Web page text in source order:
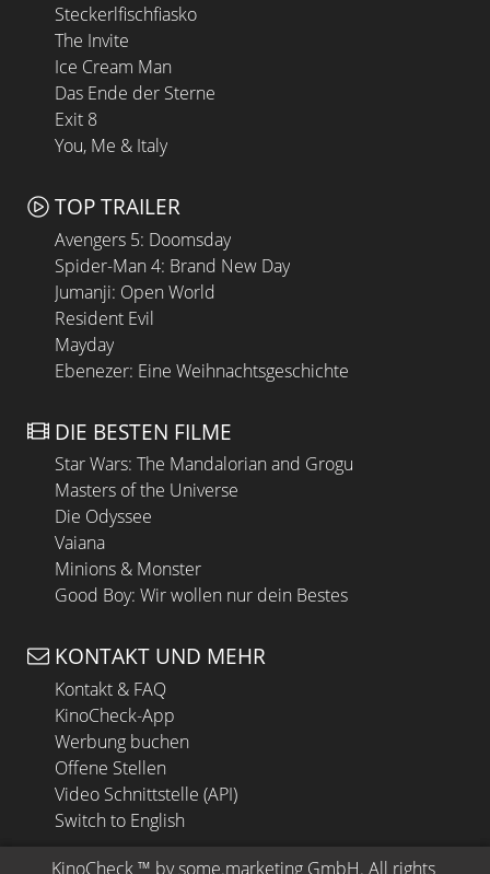
Steckerlfischfiasko
The Invite
Ice Cream Man
Das Ende der Sterne
Exit 8
You, Me & Italy
TOP TRAILER
Avengers 5: Doomsday
Spider-Man 4: Brand New Day
Jumanji: Open World
Resident Evil
Mayday
Ebenezer: Eine Weihnachtsgeschichte
DIE BESTEN FILME
Star Wars: The Mandalorian and Grogu
Masters of the Universe
Die Odyssee
Vaiana
Minions & Monster
Good Boy: Wir wollen nur dein Bestes
KONTAKT UND MEHR
Kontakt & FAQ
KinoCheck-App
Werbung buchen
Offene Stellen
Video Schnittstelle (API)
Switch to English
KinoCheck ™ by some.marketing GmbH. All rights